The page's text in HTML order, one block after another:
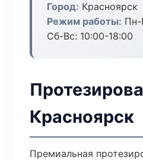
Город: Красноярск
Режим работы: Пн-
Сб-Вс: 10:00-18:00
Красноярск
Премиальная